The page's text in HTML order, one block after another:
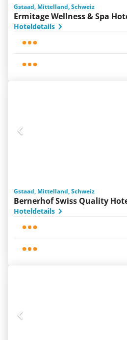
Gstaad, Mittelland, Schweiz
Ermitage Wellness & Spa
Hoteldetails
Gstaad, Mittelland, Schweiz
Bernerhof Swiss Quality
Hoteldetails